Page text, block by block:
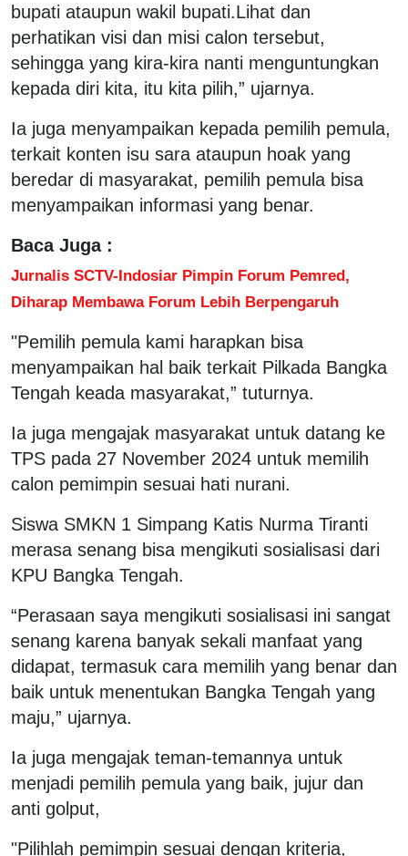
bupati ataupun wakil bupati.Lihat dan
perhatikan visi dan misi calon tersebut,
sehingga yang kira-kira nanti menguntungkan
kepada diri kita, itu kita pilih,” ujarnya.
Ia juga menyampaikan kepada pemilih pemula,
terkait konten isu sara ataupun hoak yang
beredar di masyarakat, pemilih pemula bisa
menyampaikan informasi yang benar.
Baca Juga :
Jurnalis SCTV-Indosiar Pimpin Forum Pemred,
Diharap Membawa Forum Lebih Berpengaruh
"Pemilih pemula kami harapkan bisa
menyampaikan hal baik terkait Pilkada Bangka
Tengah keada masyarakat,” tuturnya.
Ia juga mengajak masyarakat untuk datang ke
TPS pada 27 November 2024 untuk memilih
calon pemimpin sesuai hati nurani.
Siswa SMKN 1 Simpang Katis Nurma Tiranti
merasa senang bisa mengikuti sosialisasi dari
KPU Bangka Tengah.
“Perasaan saya mengikuti sosialisasi ini sangat
senang karena banyak sekali manfaat yang
didapat, termasuk cara memilih yang benar dan
baik untuk menentukan Bangka Tengah yang
maju,” ujarnya.
Ia juga mengajak teman-temannya untuk
menjadi pemilih pemula yang baik, jujur dan
anti golput,
"Pilihlah pemimpin sesuai dengan kriteria,